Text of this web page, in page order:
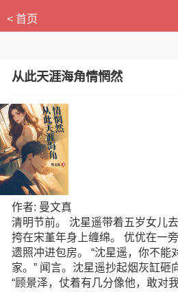
< 首页
从此天涯海角情惘然
作者: 曼文真
清明节前。 沈星遥带着五岁女儿
挎在宋堇年身上缠绵。 优优在一
遗照冲进包房。 “沈星遥，你不能
家。” 闻言。沈星遥抄起烟灰缸砸
“顾景泽，仗着有几分像他，敢对